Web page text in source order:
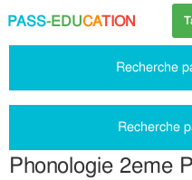
PASS-EDUCATION
Recherche
Recherche
Phonologie 2eme